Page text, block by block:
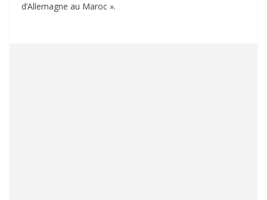
d’Allemagne au Maroc ».